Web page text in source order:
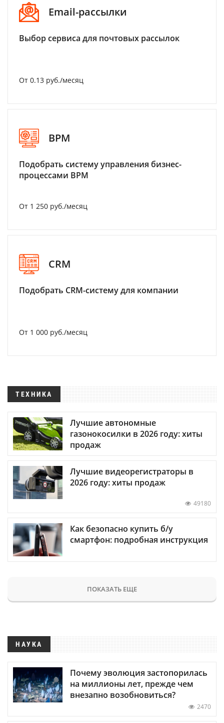
Email-рассылки
Выбор сервиса для почтовых рассылок
От 0.13 руб./месяц
BPM
Подобрать систему управления бизнес-
процессами BPM
От 1 250 руб./месяц
CRM
Подобрать CRM-систему для компании
От 1 000 руб./месяц
ТЕХНИКА
Лучшие автономные
газонокосилки в 2026 году: хиты
продаж
Лучшие видеорегистраторы в
2026 году: хиты продаж
49180
Как безопасно купить б/у
смартфон: подробная инструкция
ПОКАЗАТЬ ЕЩЕ
НАУКА
Почему эволюция застопорилась
на миллионы лет, прежде чем
внезапно возобновиться?
2470